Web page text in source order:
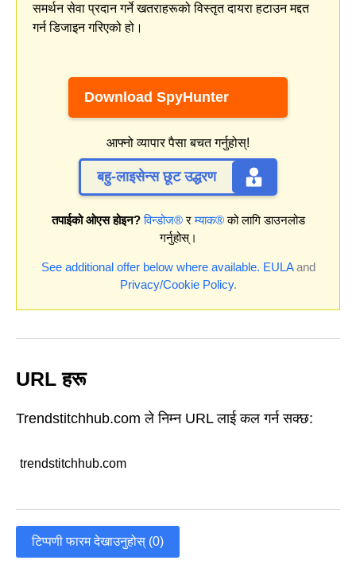
समर्थन सेवा प्रदान गर्ने खतराहरूको विस्तृत दायरा हटाउन मद्दत
गर्न डिजाइन गरिएको हो।
Download SpyHunter
आफ्नो व्यापार पैसा बचत गर्नुहोस्!
बहु-लाइसेन्स छूट उद्धरण
तपाईको ओएस होइन? विन्डोज®रम्याक®को लागि डाउनलोड
गर्नुहोस्।
See additional offer below where available. EULAand
Privacy/Cookie Policy.
URL हरू
Trendstitchhub.com ले निम्न URL लाई कल गर्न सक्छ:
trendstitchhub.com
टिप्पणी फारम देखाउनुहोस् (0)